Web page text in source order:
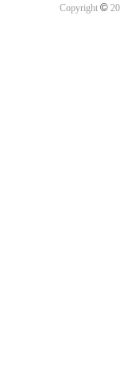
Copyright ©